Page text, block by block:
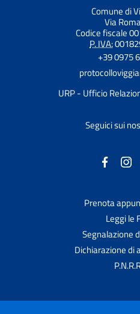
Comune di
Via
Codice fiscale
P. IVA:
+39 0975
URP - Ufficio
Seguici sui
Prenota
Leggi le
Segnalazione
Dichiarazione di